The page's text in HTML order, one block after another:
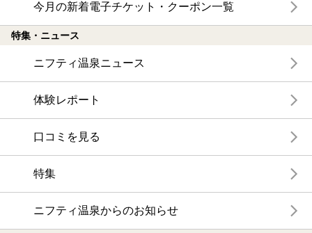
今月の新着電子チケット・クーポン一覧
特集・ニュース
ニフティ温泉ニュース
体験レポート
口コミを見る
特集
ニフティ温泉からのお知らせ